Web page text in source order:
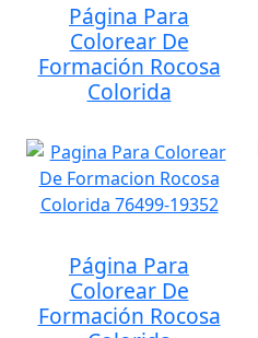
Página Para
Colorear De
Formación Rocosa
Colorida
Página Para
Colorear De
Formación Rocosa